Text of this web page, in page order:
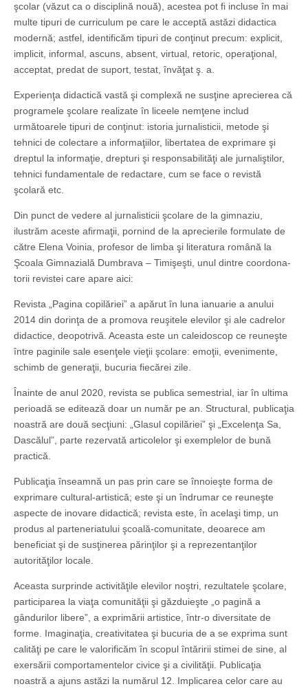
şcolar (văzut ca o disciplină nouă), acestea pot fi incluse în mai
multe tipuri de curriculum pe care le acceptă astăzi didactica
modernă; astfel, identificăm tipuri de conţinut precum: explicit,
implicit, informal, ascuns, absent, virtual, retoric, operaţional,
acceptat, predat de suport, testat, învăţat ş. a.
Experienţa didactică vastă şi complexă ne susţine aprecierea că
programele şcolare realizate în liceele nemţene includ
următoarele tipuri de conţinut: istoria jurnalisticii, metode şi
tehnici de colectare a informaţiilor, libertatea de exprimare şi
dreptul la informaţie, drepturi şi responsabilităţi ale jurnaliştilor,
tehnici fundamentale de redactare, cum se face o revistă
şcolară etc.
Din punct de vedere al jurnalisticii şcolare de la gimnaziu,
ilustrăm aceste afirmaţii, pornind de la aprecierile formulate de
către Elena Voinia, profesor de limba şi literatura română la
Şcoala Gimnazială Dumbrava – Timişeşti, unul dintre coordona­
torii revistei care apare aici:
Revista „Pagina copilăriei” a apărut în luna ianuarie a anului
2014 din dorinţa de a promova reuşitele elevilor şi ale cadrelor
didactice, deopotrivă. Aceasta este un caleidoscop ce reuneşte
între paginile sale esenţele vieţii şcolare: emoţii, evenimente,
schimb de generaţii, bucuria fiecărei zile.
Înainte de anul 2020, revista se publica semestrial, iar în ultima
perioadă se editează doar un număr pe an. Structural, publicaţia
noastră are două secţiuni: „Glasul copilăriei” şi „Excelenţa Sa,
Dascălul”, parte rezervată articolelor şi exemplelor de bună
practică.
Publicaţia înseamnă un pas prin care se înnoieşte forma de
exprimare cultural-artistică; este şi un îndrumar ce reuneşte
aspecte de inovare didactică; revista este, în acelaşi timp, un
produs al parteneriatului şcoală-comunitate, deoarece am
beneficiat şi de susţinerea părinţilor şi a reprezentanţilor
autorităţilor locale.
Aceasta surprinde activităţile elevilor noştri, rezultatele şcolare,
participarea la viaţa comunităţii şi găzduieşte „o pagină a
gândurilor libere”, a exprimării artistice, într-o diversitate de
forme. Ima­ginaţia, creativitatea şi bucuria de a se exprima sunt
calităţi pe care le valorificăm în scopul întăririi stimei de sine, al
exersării comportamentelor civice şi a civilităţii. Publicaţia
noastră a ajuns astăzi la numărul 12. Implicarea celor care au